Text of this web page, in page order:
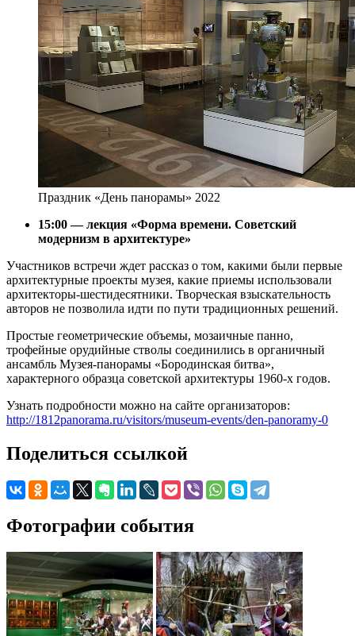
Праздник «День панорамы» 2022
15:00 — лекция «Форма времени. Советский
модернизм в архитектуре»
Участников встречи ждет рассказ о том, какими были первые
архитектурные проекты музея, какие приемы использовали
архитекторы-шестидесятники. Творческая взыскательность
авторов не позволила идти по пути традиционных решений.
Простые геометрические объемы, мозаичные панно,
трофейные орудийные стволы соединились в органичный
ансамбль Музея-панорамы «Бородинская битва»,
характерного образца советской архитектуры 1960-х годов.
Узнать подробности можно на сайте организаторов:
http://1812panorama.ru/visitors/museum-events/den-panoramy-0
Поделиться ссылкой
Фотографии события